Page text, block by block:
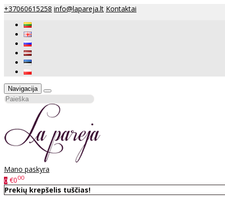
+37060615258 info@lapareja.lt Kontaktai
Navigacija
Mano paskyra
0 €000
Prekių krepšelis tuščias!